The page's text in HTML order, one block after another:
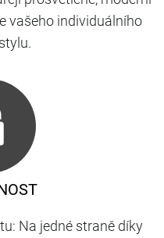
vašeho individuálního
Na jedné straně díky